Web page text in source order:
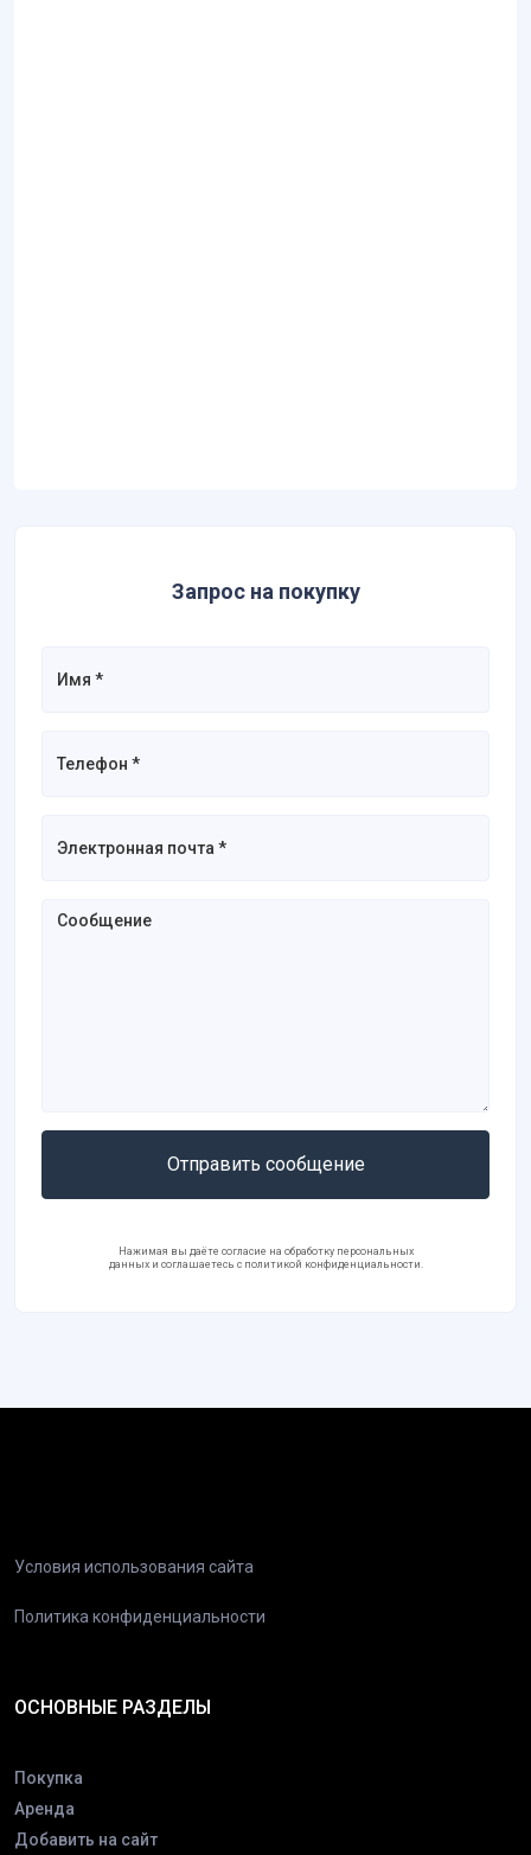
Запрос на покупку
Отправить сообщение
Нажимая вы даёте согласие на обработку персональных
данных и соглашаетесь с политикой конфиденциальности.
Условия использования сайта
Политика конфиденциальности
ОСНОВНЫЕ РАЗДЕЛЫ
Покупка
Аренда
Добавить на сайт